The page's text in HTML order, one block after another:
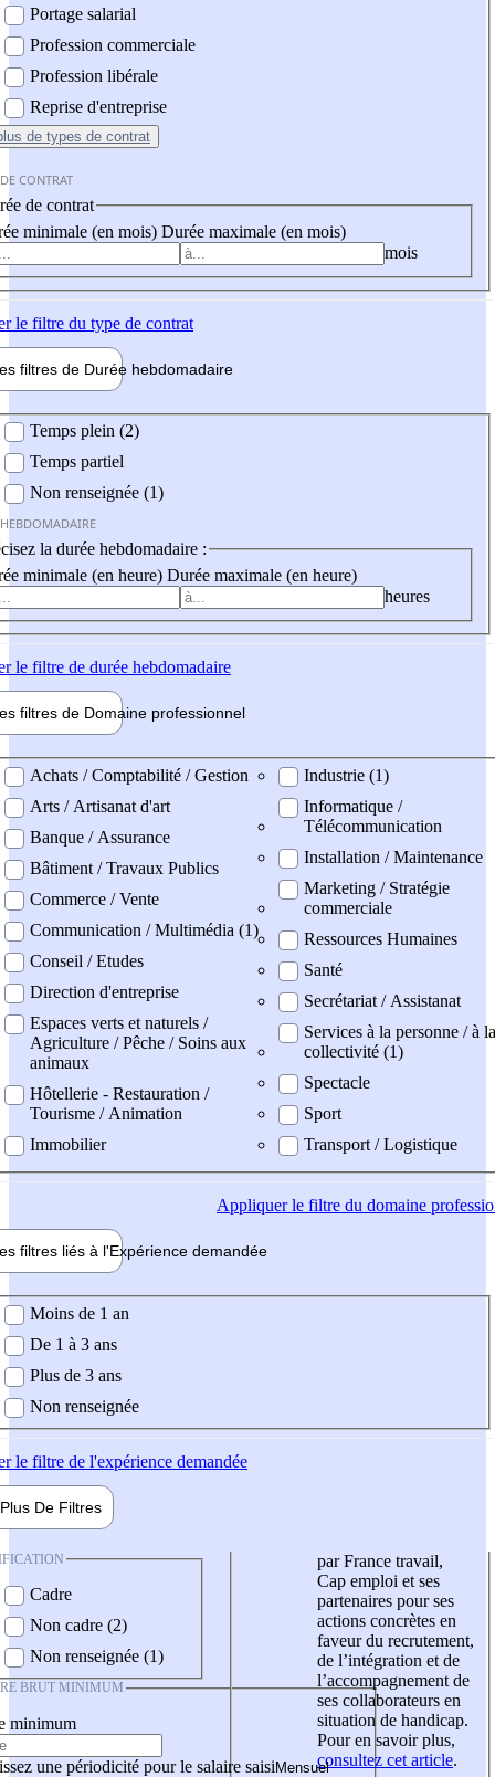
Portage salarial
Profession commerciale
Profession libérale
Reprise d'entreprise
de types de contrat
CONTRAT
de contrat
minimale (en mois) Durée maximale (en mois)
mois
le filtre du type de contrat
filtres de Durée hebdomadaire
Temps plein (2)
Temps partiel
Non renseignée (1)
la durée hebdomadaire :
minimale (en heure) Durée maximale (en heure)
heures
le filtre de durée hebdomadaire
filtres de Domaine professionnel
professionel
Achats / Comptabilité / Gestion
Arts / Artisanat d'art
Banque / Assurance
Bâtiment / Travaux Publics
Commerce / Vente
Communication / Multimédia (1)
Conseil / Etudes
Direction d'entreprise
Espaces verts et naturels /
Agriculture / Pêche / Soins aux
animaux
Hôtellerie - Restauration /
Tourisme / Animation
Immobilier
Industrie (1)
Informatique /
Télécommunication
Installation / Maintenance
Marketing / Stratégie
commerciale
Ressources Humaines
Santé
Secrétariat / Assistanat
Services à la personne / à la
collectivité (1)
Spectacle
Sport
Transport / Logistique
Appliquerle filtre du domaine
filtres liés à l'Expérience demandée
demandée
Moins de 1 an
De 1 à 3 ans
Plus de 3 ans
Non renseignée
le filtre de l'expérience demandée
Plus De Filtres
Cadre
Non cadre (2)
Non renseignée (1)
BRUT MINIMUM
minimum
une périodicité pour le salaire saisi
par France travail,
Cap emploi et ses
partenaires pour ses
actions concrètes en
faveur du recrutement,
de l’intégration et de
l’accompagnement de
ses collaborateurs en
situation de handicap.
Pour en savoir plus,
consultez cet article.